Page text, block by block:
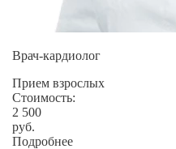
Врач-кардиолог
Прием взрослых
Стоимость:
2 500
руб.
Подробнее